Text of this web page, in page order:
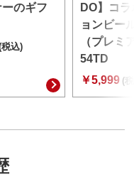
のギフ
税込)
DO】コ
ョンビー
（プレミ
54TD
￥5,999 (